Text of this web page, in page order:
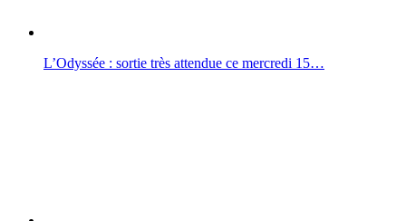
L’Odyssée : sortie très attendue ce mercredi 15…